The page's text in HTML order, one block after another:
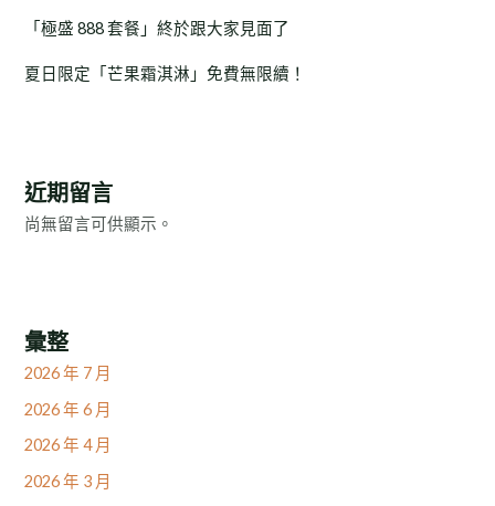
「極盛 888 套餐」終於跟大家見面了
夏日限定「芒果霜淇淋」免費無限續！
近期留言
尚無留言可供顯示。
彙整
2026 年 7 月
2026 年 6 月
2026 年 4 月
2026 年 3 月